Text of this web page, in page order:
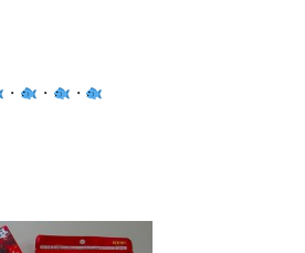
・ ・ ・